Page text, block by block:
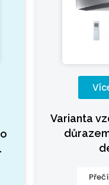
Varianta